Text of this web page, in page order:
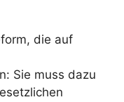
die auf
Sie muss dazu